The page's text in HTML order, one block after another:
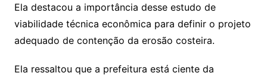
Ela destacou a importância desse estudo de
viabilidade técnica econômica para definir o projeto
adequado de contenção da erosão costeira.
Ela ressaltou que a prefeitura está ciente da